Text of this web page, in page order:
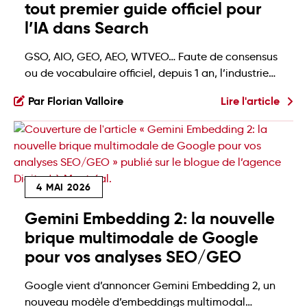
tout premier guide officiel pour
l’IA dans Search
GSO, AIO, GEO, AEO, WTVEO… Faute de consensus
ou de vocabulaire officiel, depuis 1 an, l’industrie
obsession: l’optimisation de la visibilité dans les IA.
Mais vendredi dernier (le 15 mai), le géant du
search a enfin tranché 👀 Eh oui, Google s’est
officiellement prononcé! Les termes gagnants? […]
Par Florian Valloire Lire l'article
4 MAI 2026
Gemini Embedding 2: la nouvelle
brique multimodale de Google
pour vos analyses SEO/GEO
Google vient d’annoncer Gemini Embedding 2, un
nouveau modèle d’embeddings multimodal